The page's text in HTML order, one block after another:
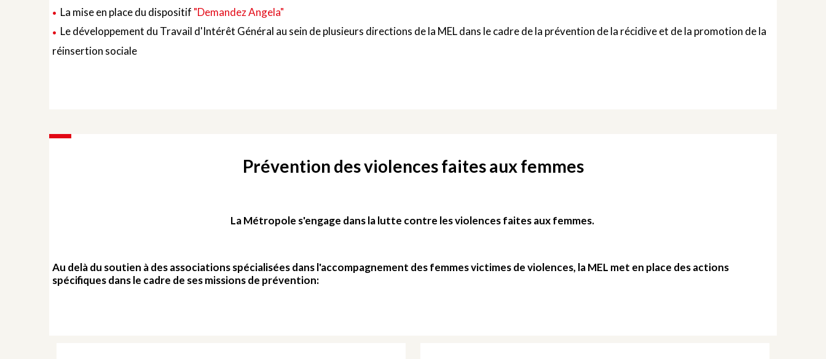
La mise en place du dispositif "Demandez Angela"
Le développement du Travail d'Intérêt Général au sein de plusieurs directions de la MEL dans le cadre de la prévention de la récidive et de la promotion de la
réinsertion sociale
Prévention des violences faites aux femmes
La Métropole s'engage dans la lutte contre les violences faites aux femmes.
Au delà du soutien à des associations spécialisées dans l'accompagnement des femmes victimes de violences, la MEL met en place des actions
spécifiques dans le cadre de ses missions de prévention: